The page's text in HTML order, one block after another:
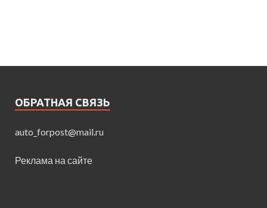
ОБРАТНАЯ СВЯЗЬ
auto_forpost@mail.ru
Реклама на сайте